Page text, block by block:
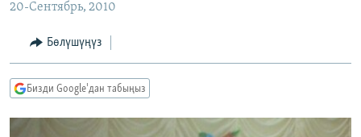
МАДАНИЯТ
ТВ ПРОГРАММАЛАР
БҮГҮН АЗАТТЫКТА
БИЗ ЖАНА ДҮЙНӨ
ПОДКАСТ
ӨЗГӨЧӨ ПИКИР
20-Сентябрь, 2010
Бөлүшүңүз
Бизди Google'дан табыңыз